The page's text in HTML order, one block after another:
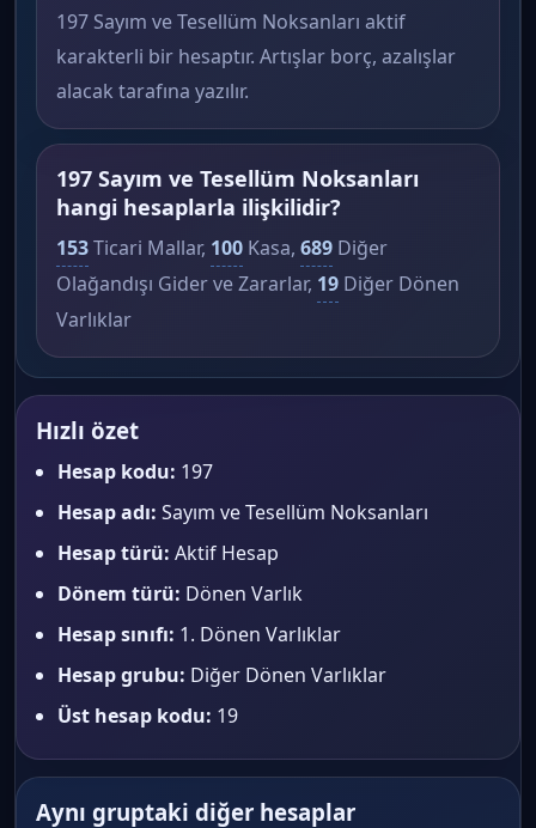
197 Sayım ve Tesellüm Noksanları aktif
karakterli bir hesaptır. Artışlar borç, azalışlar
alacak tarafına yazılır.
197 Sayım ve Tesellüm Noksanları
hangi hesaplarla ilişkilidir?
153Ticari Mallar, 100 Kasa, 689 Diğer
Olağandışı Gider ve Zararlar, 19 Diğer Dönen
Varlıklar
Hızlı özet
Hesap kodu: 197
Hesap adı: Sayım ve Tesellüm Noksanları
Hesap türü: Aktif Hesap
Dönem türü: Dönen Varlık
Hesap sınıfı: 1. Dönen Varlıklar
Hesap grubu: Diğer Dönen Varlıklar
Üst hesap kodu: 19
Aynı gruptaki diğer hesaplar